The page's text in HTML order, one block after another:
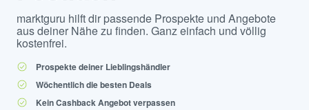
marktguru hilft dir passende Prospekte und Angebote
aus deiner Nähe zu finden. Ganz einfach und völlig
kostenfrei.
Prospekte deiner Lieblingshändler
Wöchentlich die besten Deals
Kein Cashback Angebot verpassen